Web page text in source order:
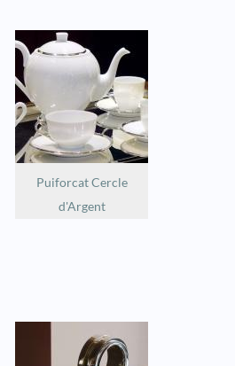
Puiforcat Cercle
d'Argent